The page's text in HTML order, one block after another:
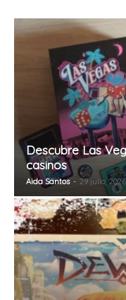
Descubre Las
casinos
Aida Santos - 29 julio, 2026